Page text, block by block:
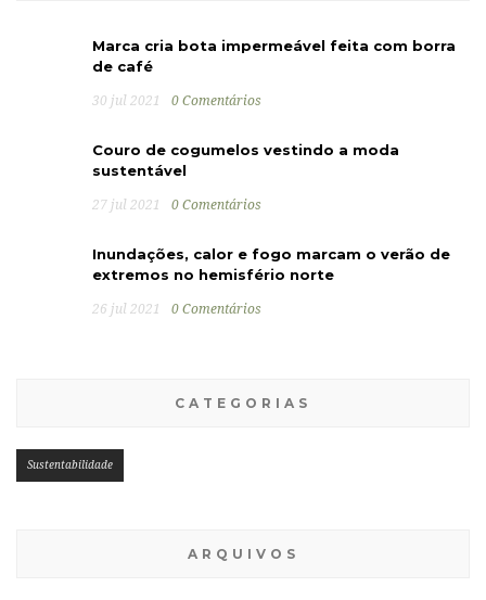
Marca cria bota impermeável feita com borra
de café
30 jul 2021 0 Comentários
Couro de cogumelos vestindo a moda
sustentável
27 jul 2021 0 Comentários
Inundações, calor e fogo marcam o verão de
extremos no hemisfério norte
26 jul 2021 0 Comentários
CATEGORIAS
Sustentabilidade
ARQUIVOS